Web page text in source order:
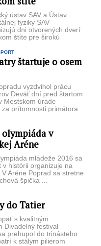
ústav SAV a Ústav
fyziky SAV
dni otvorených dverí
štíte pre širokú
štartuje o osem
vyzdvihol prácu
Deväť dní pred štartom
Mestskom úrade
za prítomnosti primátora
olympiáda v
Aréne
mládeže 2016 sa
v histórii organizuje na
V Aréne Poprad sa stretne
špička ...
do Tatier
s kvalitným
Divadelný festival
prehupol do trinásteho
k stálym pilierom